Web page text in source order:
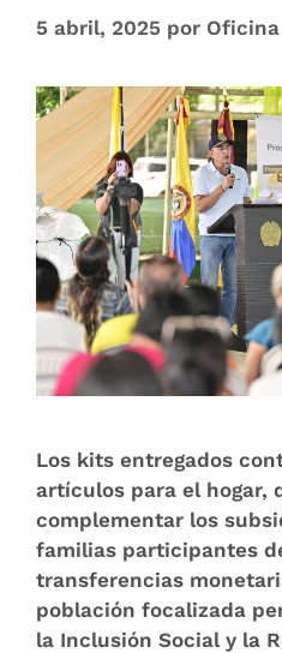
5 abril, 2025 por
Los kits entregados
artículos para el hogar,
complementar los
familias participantes
transferencias
población focalizada
la Inclusión Social y la